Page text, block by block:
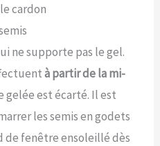
cardon
ne supporte pas le gel.
à partir de la mi-
est écarté. Il est
les semis en godets
de fenêtre ensoleillé dès